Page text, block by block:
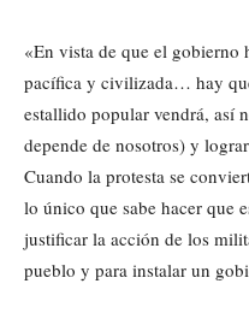
«En vista de que el gobierno
pacífica y civilizada… hay
estallido popular vendrá, así
depende de nosotros) y
Cuando la protesta se
lo único que sabe hacer que
justificar la acción de los
pueblo y para instalar un